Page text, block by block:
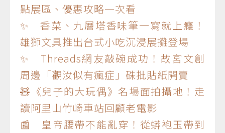
點展區、優惠攻略一次看
✨ 香菜、九層塔香味筆一寫就上癮！
雄獅文具推出台式小吃沉浸展攤登場
✨ Threads網友敲碗成功！故宮文創
周邊「觀汝似有瘋症」硃批貼紙開賣
🧸《兒子的大玩偶》名場面拍攝地！走
讀阿里山竹崎車站回顧老電影
📰 皇帝腰帶不能亂穿！從蟒袍玉帶到